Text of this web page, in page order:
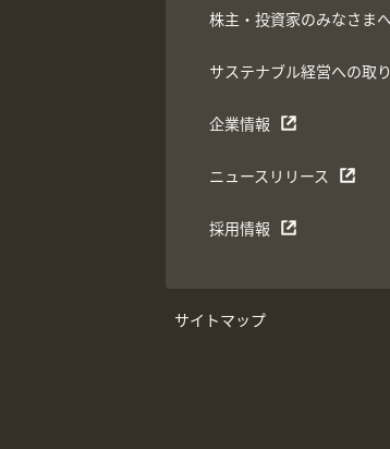
株主・投資家のみなさまへ
サステナブル経営への取
企業情報
ニュースリリース
採用情報
サイトマップ